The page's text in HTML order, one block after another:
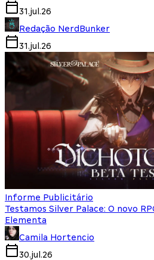
31.jul.26
Redação NerdBunker
31.jul.26
Informe Publicitário
Testamos Silver Palace: O novo
Elementa
Camila Hortencio
30.jul.26